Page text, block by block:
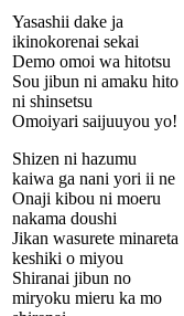
Yasashii dake ja
ikinokorenai sekai
Demo omoi wa hitotsu
Sou jibun ni amaku hito
ni shinsetsu
Omoiyari saijuuyou yo!
Shizen ni hazumu
kaiwa ga nani yori ii ne
Onaji kibou ni moeru
nakama doushi
Jikan wasurete minareta
keshiki o miyou
Shiranai jibun no
miryoku mieru ka mo